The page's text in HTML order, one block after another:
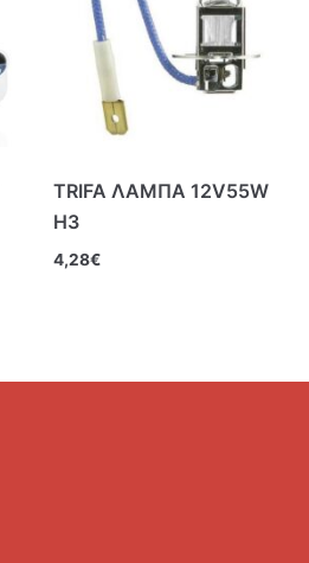
TRIFA ΛΑΜΠΑ 12V55W
Η3
4,28€